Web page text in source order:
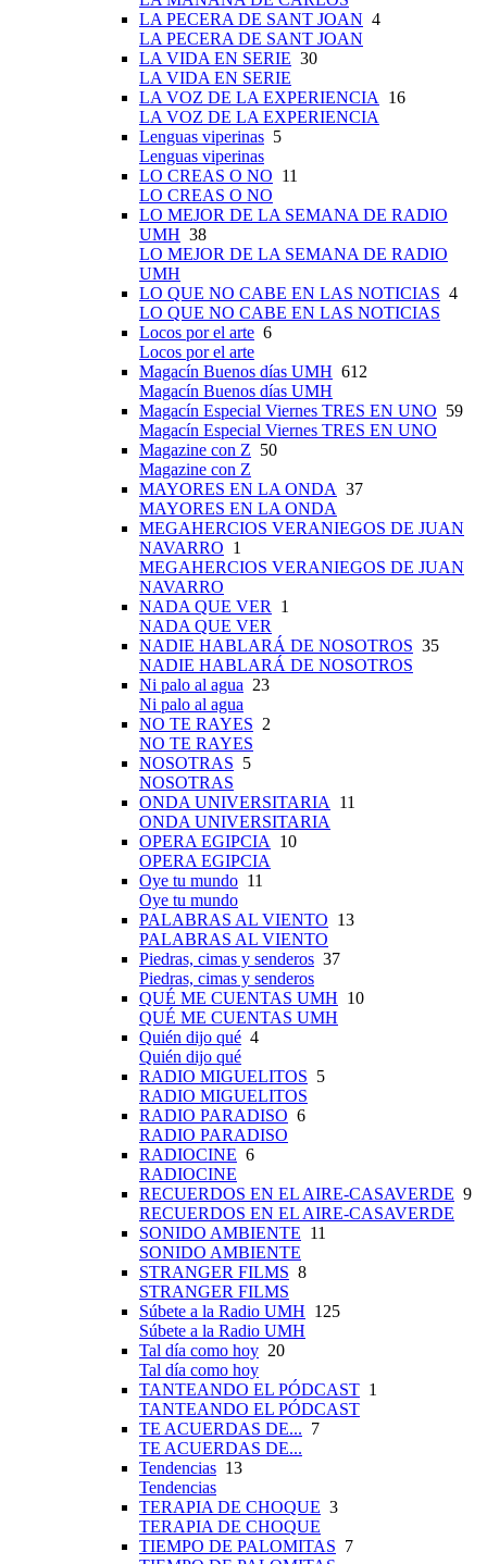
LA PECERA DE SANT JOAN 4
LA PECERA DE SANT JOAN
LA VIDA EN SERIE 30
LA VIDA EN SERIE
LA VOZ DE LA EXPERIENCIA
16
LA VOZ DE LA EXPERIENCIA
Lenguas viperinas 5
Lenguas viperinas
LO CREAS O NO 11
LO CREAS O NO
LO MEJOR DE LA SEMANA DE RADIO
UMH 38
LO MEJOR DE LA SEMANA DE RADIO
UMH
LO QUE NO CABE EN LAS NOTICIAS 4
LO QUE NO CABE EN LAS NOTICIAS
Locos por el arte 6
Locos por el arte
Magacín Buenos días UMH 612
Magacín Buenos días UMH
Magacín Especial Viernes TRES EN UNO 59
Magacín Especial Viernes TRES EN UNO
Magazine con Z 50
Magazine con Z
MAYORES EN LA ONDA 37
MAYORES EN LA ONDA
MEGAHERCIOS VERANIEGOS DE JUAN
NAVARRO 1
MEGAHERCIOS VERANIEGOS DE JUAN
NAVARRO
NADA QUE VER
1
NADA QUE VER
NADIE HABLARÁ DE NOSOTROS 35
NADIE HABLARÁ DE NOSOTROS
Ni palo al agua 23
Ni palo al agua
NO TE RAYES 2
NO TE RAYES
NOSOTRAS 5
NOSOTRAS
ONDA UNIVERSITARIA
11
ONDA UNIVERSITARIA
OPERA EGIPCIA
10
OPERA EGIPCIA
Oye tu mundo 11
Oye tu mundo
PALABRAS AL VIENTO 13
PALABRAS AL VIENTO
Piedras, cimas y senderos 37
Piedras, cimas y senderos
QUÉ ME CUENTAS UMH 10
QUÉ ME CUENTAS UMH
Quién dijo qué 4
Quién dijo qué
RADIO MIGUELITOS 5
RADIO MIGUELITOS
RADIO PARADISO 6
RADIO PARADISO
RADIOCINE 6
RADIOCINE
RECUERDOS EN EL AIRE-CASAVERDE 9
RECUERDOS EN EL AIRE-CASAVERDE
SONIDO AMBIENTE 11
SONIDO AMBIENTE
STRANGER FILMS 8
STRANGER FILMS
Súbete a la Radio UMH 125
Súbete a la Radio UMH
Tal día como hoy 20
Tal día como hoy
TANTEANDO EL PÓDCAST 1
TANTEANDO EL PÓDCAST
TE ACUERDAS DE... 7
TE ACUERDAS DE...
Tendencias 13
Tendencias
TERAPIA DE CHOQUE 3
TERAPIA DE CHOQUE
TIEMPO DE PALOMITAS 7